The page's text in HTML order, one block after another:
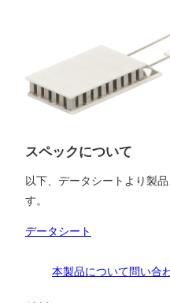
スペックについて
以下、データシートより製
す。
データシート
本製品について問い合